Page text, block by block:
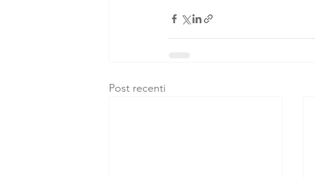
Post recenti